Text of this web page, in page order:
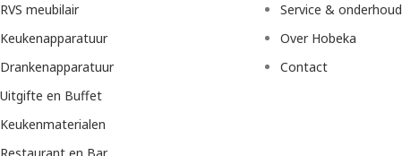
RVS meubilair
Keukenapparatuur
Drankenapparatuur
Uitgifte en Buffet
Keukenmaterialen
Service & onderhoud
Over Hobeka
Contact